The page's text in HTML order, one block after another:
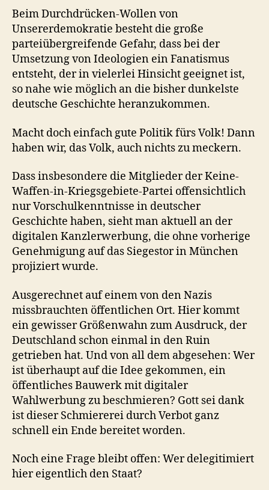
Beim Durchdrücken-Wollen von
Unsererdemokratie besteht die große
parteiübergreifende Gefahr, dass bei der
Umsetzung von Ideologien ein Fanatismus
entsteht, der in vielerlei Hinsicht geeignet ist,
so nahe wie möglich an die bisher dunkelste
deutsche Geschichte heranzukommen.
Macht doch einfach gute Politik fürs Volk! Dann
haben wir, das Volk, auch nichts zu meckern.
Dass insbesondere die Mitglieder der Keine-
Waffen-in-Kriegsgebiete-Partei offensichtlich
nur Vorschulkenntnisse in deutscher
Geschichte haben, sieht man aktuell an der
digitalen Kanzlerwerbung, die ohne vorherige
Genehmigung auf das Siegestor in München
projiziert wurde.
Ausgerechnet auf einem von den Nazis
missbrauchten öffentlichen Ort. Hier kommt
ein gewisser Größenwahn zum Ausdruck, der
Deutschland schon einmal in den Ruin
getrieben hat. Und von all dem abgesehen: Wer
ist überhaupt auf die Idee gekommen, ein
öffentliches Bauwerk mit digitaler
Wahlwerbung zu beschmieren? Gott sei dank
ist dieser Schmiererei durch Verbot ganz
schnell ein Ende bereitet worden.
Noch eine Frage bleibt offen: Wer delegitimiert
hier eigentlich den Staat?